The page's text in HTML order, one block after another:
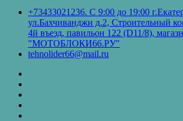
+73433021236. С 9:00 до 19:00
ул.Бахчиванджи д.2, Строительный
4й въезд, павильон 122 (D11/8),
"МОТОБЛОКИ66.РУ"
tehnolider66@mail.ru